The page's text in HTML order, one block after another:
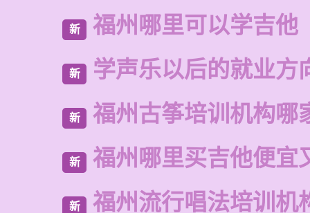
新 福州哪里可以学吉他
新 学声乐以后的就业方
新 福州古筝培训机构哪
新 福州哪里买吉他便宜
新 福州流行唱法培训机